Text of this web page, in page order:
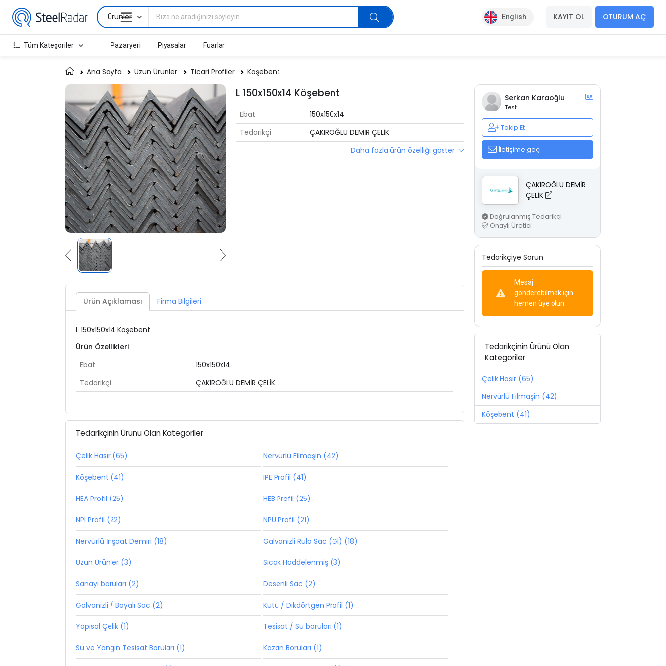
Ürünler English KAYIT OL OTURUM AÇ
Tüm Kategoriler Pazaryeri Piyasalar Fuarlar
Ana Sayfa Uzun Ürünler Ticari Profiler Köşebent
L 150x150x14 Köşebent
Ebat
150x150x14
Tedarikçi
ÇAKIROĞLU DEMİR ÇELİK
Daha fazla ürün özelliği göster
Ürün Açıklaması Firma Bilgileri
L 150x150x14 Köşebent
Ürün Özellikleri
Ebat
150x150x14
Tedarikçi
ÇAKIROĞLU DEMİR ÇELİK
Tedarikçinin Ürünü Olan Kategoriler
Çelik Hasır (65) Nervürlü Filmaşin (42)
Köşebent (41) IPE Profil (41)
HEA Profil (25) HEB Profil (25)
NPI Profil (22) NPU Profil (21)
Nervürlü İnşaat Demiri (18) Galvanizli Rulo Sac (GI) (18)
Uzun Ürünler (3) Sıcak Haddelenmiş (3)
Sanayi boruları (2) Desenli Sac (2)
Galvanizli / Boyalı Sac (2) Kutu / Dikdörtgen Profil (1)
Yapısal Çelik (1) Tesisat / Su boruları (1)
Su ve Yangın Tesisat Boruları (1) Kazan Boruları (1)
Serkan Karaoğlu
Test
Takip Et
İletişime geç
ÇAKIROĞLU DEMİR
ÇELİK
Doğrulanmış Tedarikçi
Onaylı Üretici
Tedarikçiye Sorun
Mesaj
gönderebilmek için
hemen üye olun
Tedarikçinin Ürünü Olan
Kategoriler
Çelik Hasır (65)
Nervürlü Filmaşin (42)
Köşebent (41)